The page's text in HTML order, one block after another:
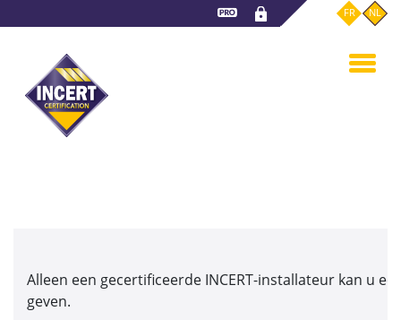
en
inhoud
FR NL
Alleen een gecertificeerde INCERT-installateur kan u
geven.